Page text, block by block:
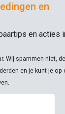
en
en acties
Wij spammen niet,
en je kunt je op